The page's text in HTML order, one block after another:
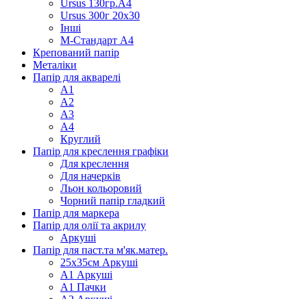
Ursus 130гр.А4
Ursus 300г 20х30
Інші
М-Стандарт А4
Крепований папір
Металіки
Папір для акварелі
А1
А2
А3
А4
Круглий
Папір для креслення графіки
Для креслення
Для начерків
Льон кольоровий
Чорний папір гладкий
Папір для маркера
Папір для олії та акрилу
Аркуші
Папір для паст.та м'як.матер.
25х35см Аркуші
А1 Аркуші
А1 Пачки